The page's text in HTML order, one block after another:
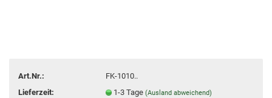
Art.Nr.:
FK-1010..
Lieferzeit:
1-3 Tage(Ausland abweichend)